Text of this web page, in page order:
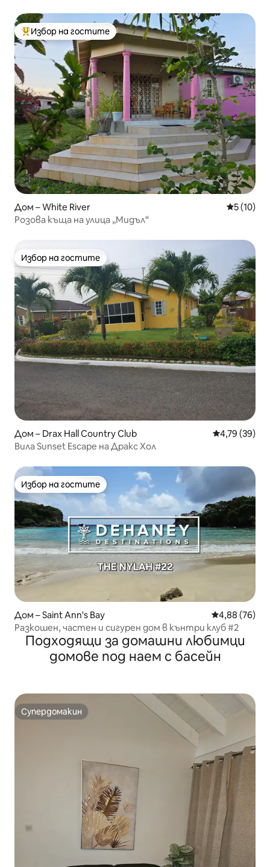
Най-популярен избор на гостите
Избор на гостите
Дом – White River Средна
5 (10)
Розова къща на улица „Мидъл“
Избор на гостите
Избор на гостите
Дом – Drax Hall Country Club Средна
4,79 (39)
Вила Sunset Escape на Дракс Хол
Избор на гостите
Избор на гостите
Дом – Saint Ann's Bay Средна
4,88 (76)
Разкошен, частен и сигурен дом в кънтри клуб #2
Подходящи за домашни любимци
домове под наем с басейн
Супердомакин
Супердомакин